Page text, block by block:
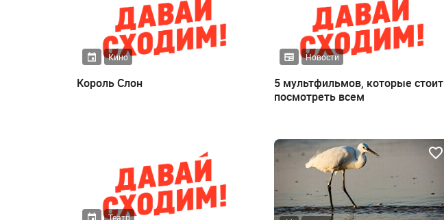
Кино
Король Слон
Новости
5 мультфильмов, которые стоит
посмотреть всем
Театр